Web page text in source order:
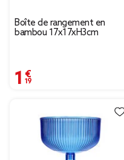
Boîte de rangement en
bambou 17x17xH3cm
1,19 €